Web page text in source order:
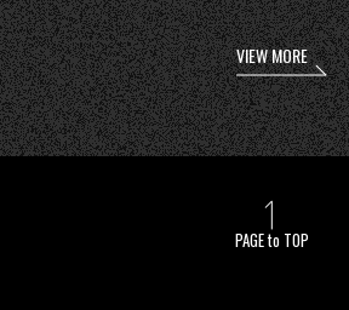
VIEW MORE
PAGE to TOP